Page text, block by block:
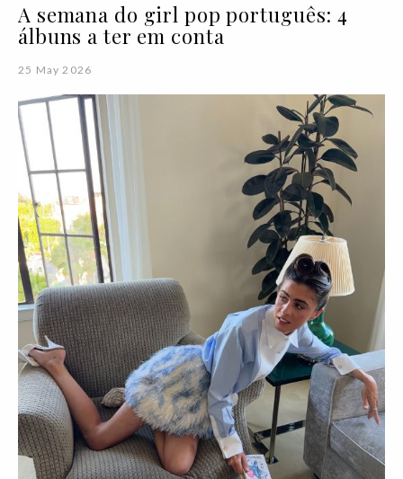
A semana do girl pop português: 4
álbuns a ter em conta
25 May 2026